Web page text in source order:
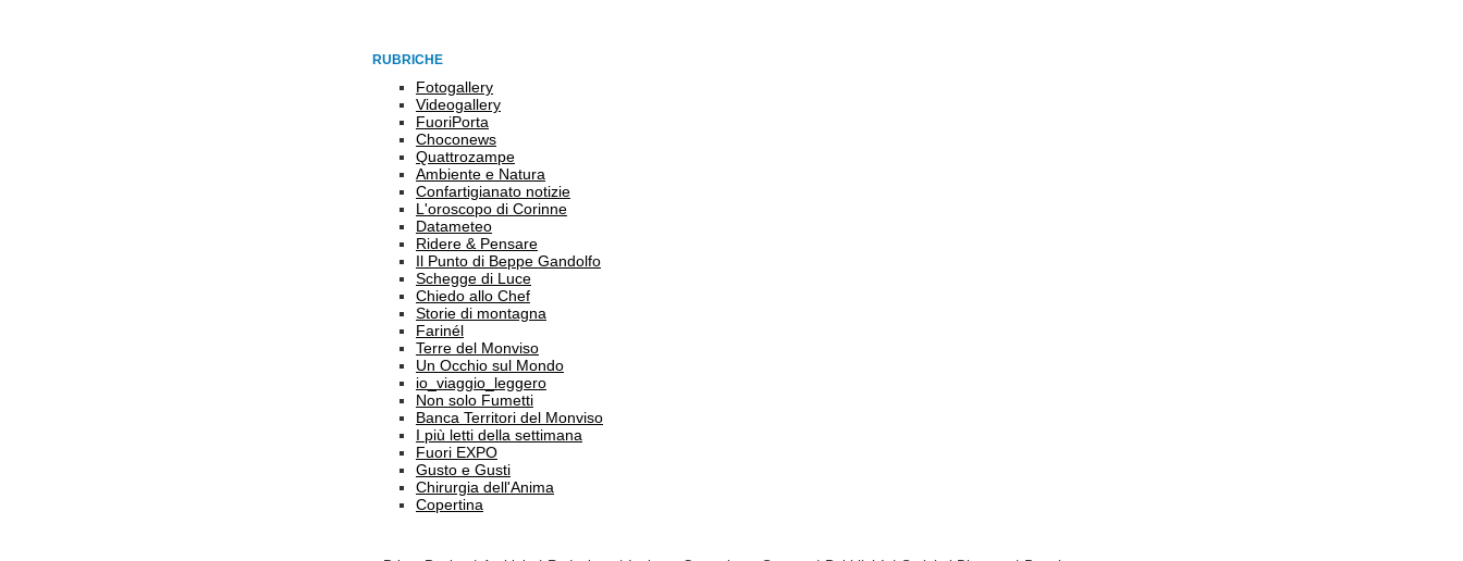
RUBRICHE
Fotogallery
Videogallery
FuoriPorta
Choconews
Quattrozampe
Ambiente e Natura
Confartigianato notizie
L'oroscopo di Corinne
Datameteo
Ridere & Pensare
Il Punto di Beppe Gandolfo
Schegge di Luce
Chiedo allo Chef
Storie di montagna
Farinél
Terre del Monviso
Un Occhio sul Mondo
io_viaggio_leggero
Non solo Fumetti
Banca Territori del Monviso
I più letti della settimana
Fuori EXPO
Gusto e Gusti
Chirurgia dell'Anima
Copertina